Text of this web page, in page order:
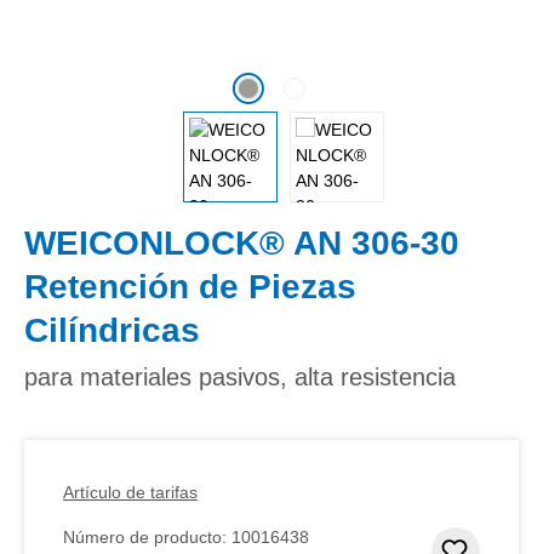
WEICONLOCK® AN 306-30
Retención de Piezas
Cilíndricas
para materiales pasivos, alta resistencia
Artículo de tarifas
Número de producto: 10016438